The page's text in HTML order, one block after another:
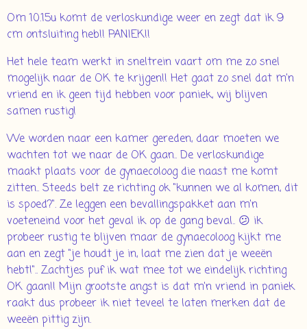
Om 10.15u komt de verloskundige weer en zegt dat ik 9
cm ontsluiting heb!! PANIEK!!
Het hele team werkt in sneltrein vaart om me zo snel
mogelijk naar de OK te krijgen!! Het gaat zo snel dat m'n
vriend en ik geen tijd hebben voor paniek, wij blijven
samen rustig!
We worden naar een kamer gereden, daar moeten we
wachten tot we naar de OK gaan.. De verloskundige
maakt plaats voor de gynaecoloog die naast me komt
zitten.. Steeds belt ze richting ok "kunnen we al komen, dit
is spoed?". Ze leggen een bevallingspakket aan m'n
voeteneind voor het geval ik op de gang beval.. 😕 ik
probeer rustig te blijven maar de gynaecoloog kijkt me
aan en zegt "je houdt je in, laat me zien dat je weeën
hebt!".. Zachtjes puf ik wat mee tot we eindelijk richting
OK gaan!! Mijn grootste angst is dat m'n vriend in paniek
raakt dus probeer ik niet teveel te laten merken dat de
weeën pittig zijn.